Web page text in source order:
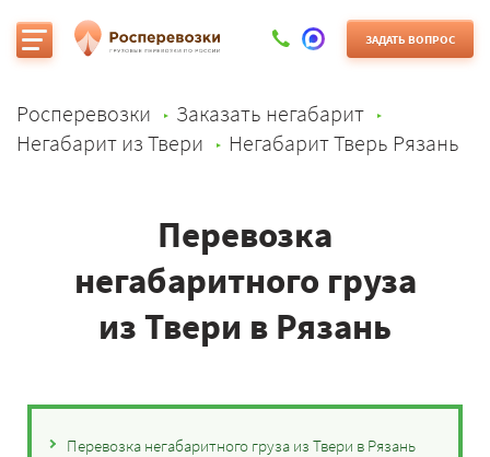
ЗАДАТЬ ВОПРОС
Росперевозки
Заказать негабарит
Негабарит из Твери
Негабарит Тверь Рязань
Перевозка
негабаритного груза
из Твери в Рязань
Перевозка негабаритного груза из Твери в Рязань